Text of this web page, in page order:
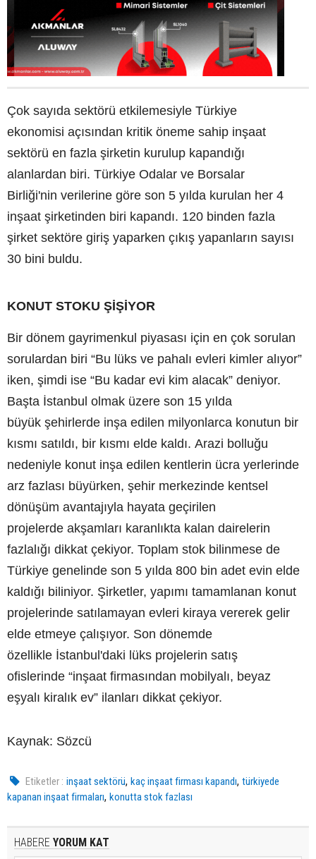
Çok sayıda sektörü etkilemesiyle Türkiye
ekonomisi açısından kritik öneme sahip inşaat
sektörü en fazla şirketin kurulup kapandığı
alanlardan biri. Türkiye Odalar ve Borsalar
Birliği'nin verilerine göre son 5 yılda kurulan her 4
inşaat şirketinden biri kapandı. 120 binden fazla
şirket sektöre giriş yaparken çıkış yapanların sayısı
30 bini buldu.
KONUT STOKU ŞİŞİYOR
Bir dönem gayrimenkul piyasası için en çok sorulan
sorulardan biri “Bu lüks ve pahalı evleri kimler alıyor”
iken, şimdi ise “Bu kadar evi kim alacak” deniyor.
Başta İstanbul olmak üzere son 15 yılda
büyük şehirlerde inşa edilen milyonlarca konutun bir
kısmı satıldı, bir kısmı elde kaldı. Arazi bolluğu
nedeniyle konut inşa edilen kentlerin ücra yerlerinde
arz fazlası büyürken, şehir merkezinde kentsel
dönüşüm avantajıyla hayata geçirilen
projelerde akşamları karanlıkta kalan dairelerin
fazlalığı dikkat çekiyor. Toplam stok bilinmese de
Türkiye genelinde son 5 yılda 800 bin adet evin elde
kaldığı biliniyor. Şirketler, yapımı tamamlanan konut
projelerinde satılamayan evleri kiraya vererek gelir
elde etmeye çalışıyor. Son dönemde
özellikle İstanbul'daki lüks projelerin satış
ofislerinde “inşaat firmasından mobilyalı, beyaz
eşyalı kiralık ev” ilanları dikkat çekiyor.
Kaynak: Sözcü
Etiketler : inşaat sektörü,kaç inşaat firması kapandı,türkiyede
kapanan inşaat firmaları, konutta stok fazlası
HABERE YORUM KAT